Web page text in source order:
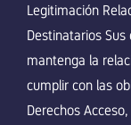
Legitimación
Destinatarios
mantenga la
cumplir con las
Derechos